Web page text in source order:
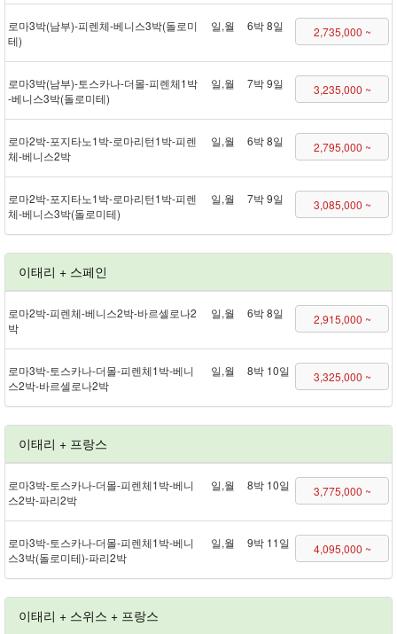
로마 3박(남부) - 피렌체 - 베니스 3박(돌로미
테)
일,월 6박 8일 2,735,000 ~
로마 3박(남부) - 토스카나 - 더몰 - 피렌체 1박
- 베니스 3박(돌로미테)
일,월 7박 9일 3,235,000 ~
로마 2박 - 포지타노 1박 - 로마리턴 1박 - 피렌
체 - 베니스 2박
일,월 6박 8일 2,795,000 ~
로마 2박 - 포지타노 1박 - 로마리턴 1박 - 피렌
체 - 베니스 3박(돌로미테)
일,월 7박 9일 3,085,000 ~
이태리 + 스페인
로마 2박 - 피렌체 - 베니스 2박 - 바르셀로나 2
박
일,월 6박 8일 2,915,000 ~
로마 3박 - 토스카나 - 더몰 - 피렌체 1박 - 베니
스 2박 - 바르셀로나 2박
일,월 8박 10일 3,325,000 ~
이태리 + 프랑스
로마 3박 - 토스카나 - 더몰 - 피렌체 1박 - 베니
스 2박 - 파리 2박
일,월 8박 10일 3,775,000 ~
로마 3박 - 토스카나 - 더몰 - 피렌체 1박 - 베니
스 3박(돌로미테) - 파리 2박
일,월 9박 11일 4,095,000 ~
이태리 + 스위스 + 프랑스